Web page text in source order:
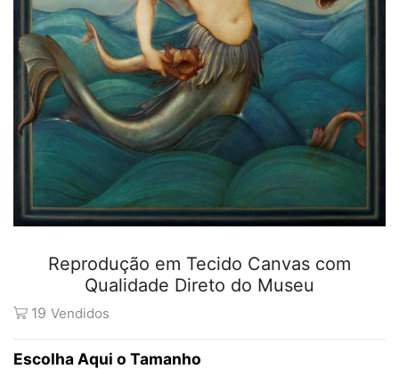
Reprodução em Tecido Canvas com
Qualidade Direto do Museu
19 Vendidos
Tamanho